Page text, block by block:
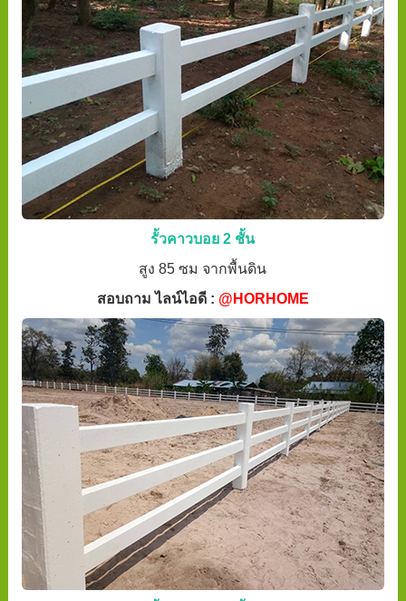
รั้วคาวบอย 2 ชั้น
สูง 85 ซม จากพื้นดิน
สอบถาม ไลน์ไอดี : @HORHOME